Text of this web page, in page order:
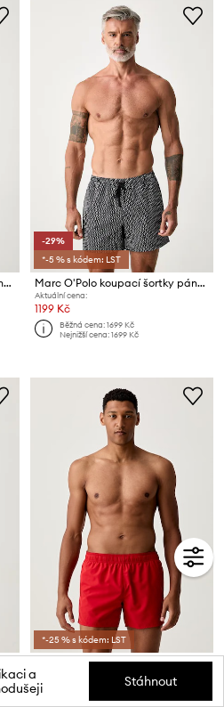
Marc O'Polo koupací šortky pánské
-29%
*-5 % s kódem: LST
Marc O'Polo koupací šortky pánské
Aktuální cena:
1199 Kč
Běžná cena:1699 Kč
Nejnižší cena:1699 Kč
*-25 % s kódem: LST
HUGO koupací šortky pánské TIKI
1699 Kč
a
Stáhnout